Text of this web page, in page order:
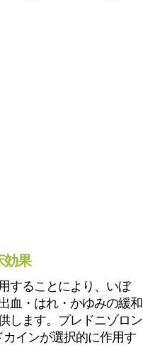
効果
することにより、いぼ
血・はれ・かゆみの緩和
します。プレドニゾロン
インが選択的に作用す